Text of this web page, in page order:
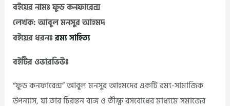
বইয়ের নামঃ ফুড কনফারেন্স
লেখক: আবুল মনসুর আহমদ
বইয়ের ধরনঃরম্য সাহিত্য
বইটির ওভারভিউঃ
“ফুড কনফারেন্স” আবুল মনসুর আহমদের একটি রম্য-সামাজিক
উপন্যাস, যা তার চিরন্তন ব্যঙ্গ ও তীক্ষ্ণ রসবোধের মাধ্যমে সমাজের